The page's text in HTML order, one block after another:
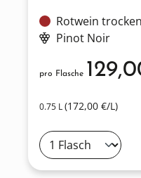
Rotwein trocken
Pinot Noir
0.75 L(172,00 €/L)
pro Flasche